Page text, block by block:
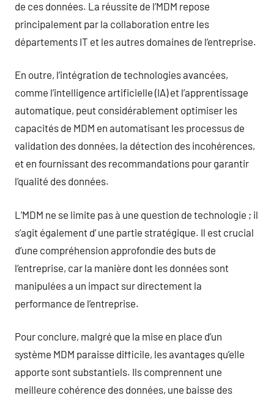
de ces données. La réussite de l’MDM repose
principalement par la collaboration entre les
départements IT et les autres domaines de l’entreprise.
En outre, l’intégration de technologies avancées,
comme l’intelligence artificielle (IA) et l’apprentissage
automatique, peut considérablement optimiser les
capacités de MDM en automatisant les processus de
validation des données, la détection des incohérences,
et en fournissant des recommandations pour garantir
l’qualité des données.
L’MDM ne se limite pas à une question de technologie ; il
s’agit également d’ une partie stratégique. Il est crucial
d’une compréhension approfondie des buts de
l’entreprise, car la manière dont les données sont
manipulées a un impact sur directement la
performance de l’entreprise.
Pour conclure, malgré que la mise en place d’un
système MDM paraisse difficile, les avantages qu’elle
apporte sont substantiels. Ils comprennent une
meilleure cohérence des données, une baisse des